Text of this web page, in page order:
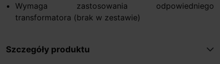
Wymaga zastosowania odpowiedniego
transformatora (brak w zestawie)
Szczegóły produktu